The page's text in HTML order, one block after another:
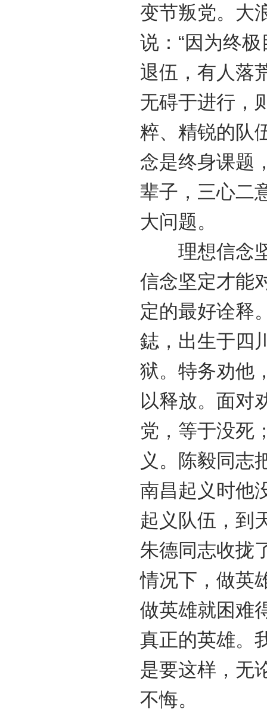
变节叛党。大
说：“因为终
退伍，有人落
无碍于进行，
粹、精锐的队
念是终身课题
辈子，三心二
大问题。
理想信念坚
信念坚定才能
定的最好诠释
鋕，出生于四
狱。特务劝他
以释放。面对
党，等于没死
义。陈毅同志
南昌起义时他
起义队伍，到
朱德同志收拢
情况下，做英
做英雄就困难
真正的英雄。
是要这样，无
不悔。